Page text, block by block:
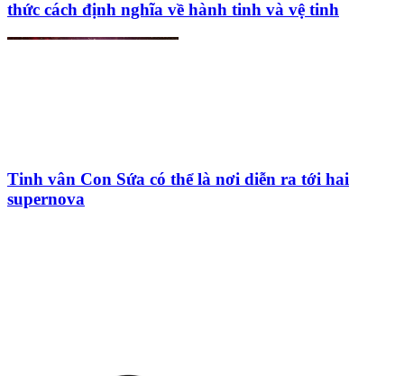
thức cách định nghĩa về hành tinh và vệ tinh
Tinh vân Con Sứa có thể là nơi diễn ra tới hai
supernova